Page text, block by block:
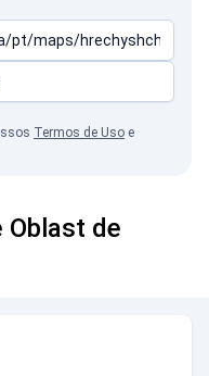
Termos de Uso e
Oblast de